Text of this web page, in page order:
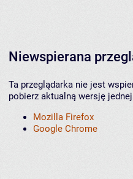
Niewspierana
Ta przeglądarka nie jest
pobierz aktualną wersję
Mozilla Firefox
Google Chrome